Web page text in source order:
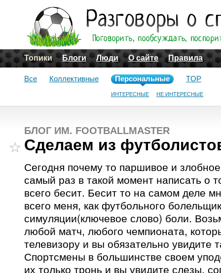
Топики Блоги Люди О сайте Правила
Все Коллективные Персональные
ИНТЕРЕСНЫЕ НЕ ИНТЕРЕСНЫЕ
TOP
БЛОГ ИМ. FOOTBALLMASTER
Сделаем из
Сегодня почему то паршивое и
самый раз в такой момент написать о
всего бесит. Бесит то на самом деле
всего меня, как футбольного
симуляции(ключевое слово) боли.
любой матч, любого чемпионата,
телевизору и вы обязательно увидите
Спортсмены в большинстве своем
их только тронь и вы увидите слезы,